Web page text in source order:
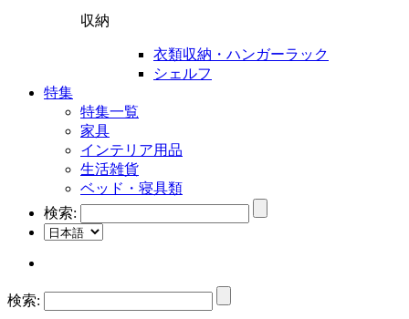
収納
衣類収納・ハンガーラック
シェルフ
特集
特集一覧
家具
インテリア用品
生活雑貨
ベッド・寝具類
検索:
検索: